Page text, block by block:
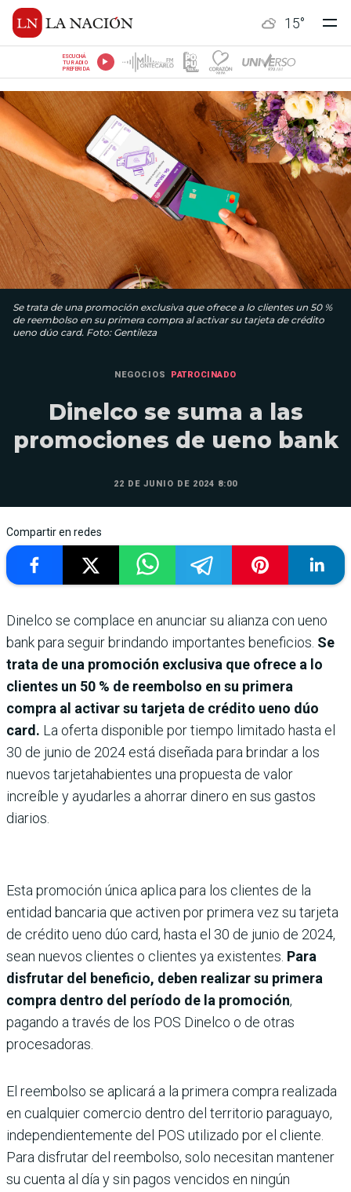
15°
ESCUCHÁ
TU RADIO
PREFERIDA
Se trata de una promoción exclusiva que ofrece a lo clientes un 50 %
de reembolso en su primera compra al activar su tarjeta de crédito
ueno dúo card. Foto: Gentileza
NEGOCIOS PATROCINADO
Dinelco se suma a las
promociones de ueno bank
22 DE JUNIO DE 2024 8:00
Compartir en redes
Dinelco se complace en anunciar su alianza con ueno
bank para seguir brindando importantes beneficios. Se
trata de una promoción exclusiva que ofrece a lo
clientes un 50 % de reembolso en su primera
compra al activar su tarjeta de crédito ueno dúo
card. La oferta disponible por tiempo limitado hasta el
30 de junio de 2024 está diseñada para brindar a los
nuevos tarjetahabientes una propuesta de valor
increíble y ayudarles a ahorrar dinero en sus gastos
diarios.
Esta promoción única aplica para los clientes de la
entidad bancaria que activen por primera vez su tarjeta
de crédito ueno dúo card, hasta el 30 de junio de 2024,
sean nuevos clientes o clientes ya existentes. Para
disfrutar del beneficio, deben realizar su primera
compra dentro del período de la promoción,
pagando a través de los POS Dinelco o de otras
procesadoras.
El reembolso se aplicará a la primera compra realizada
en cualquier comercio dentro del territorio paraguayo,
independientemente del POS utilizado por el cliente.
Para disfrutar del reembolso, solo necesitan mantener
su cuenta al día y sin pagos vencidos en ningún